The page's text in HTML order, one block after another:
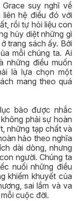
suy nghĩ về
liên hệ điều đó với
rồi tự hỏi liệu con
hủy diệt những gì
trang sách ấy. Bởi
mỗi chúng ta. Ai
những điều muốn
là lựa chọn một
mang theo quá
bảo được nhắc
phải sự hoàn
những tạp chất và
hảo theo nghĩa
dài dòng, nhưng
người. Chúng ta
nuối những điều
khiếm khuyết của
sai lầm và va
cuộc đời.